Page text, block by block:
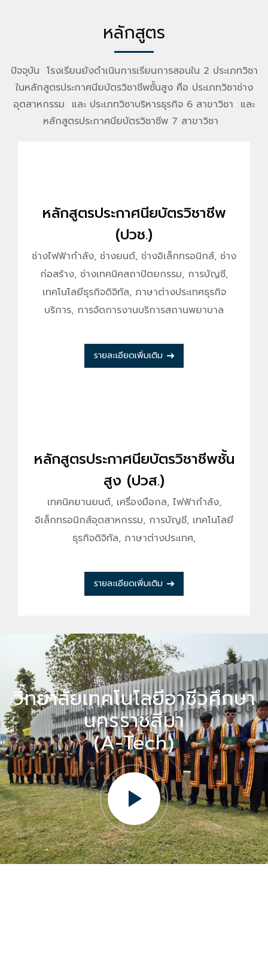
หลักสูตร
ปัจจุบัน โรงเรียนยังดำเนินการเรียนการสอนใน 2 ประเภทวิชา
ในหลักสูตรประกาศนียบัตรวิชาชีพชั้นสูง คือ ประเภทวิชาช่าง
อุตสาหกรรม และ ประเภทวิชาบริหารธุรกิจ 6 สาขาวิชา และ
หลักสูตรประกาศนียบัตรวิชาชีพ 7 สาขาวิชา
หลักสูตรประกาศนียบัตรวิชาชีพ
(ปวช.)
ช่างไฟฟ้ากำลัง, ช่างยนต์, ช่างอิเล็กทรอนิกส์, ช่าง
ก่อสร้าง, ช่างเทคนิคสถาปัตยกรรม, การบัญชี,
เทคโนโลยีธุรกิจดิจิทัล, ภาษาต่างประเทศธุรกิจ
บริการ, การจัดการงานบริการสถานพยาบาล
รายละเอียดเพิ่มเติม
หลักสูตรประกาศนียบัตรวิชาชีพชั้น
สูง (ปวส.)
เทคนิคยานยนต์, เครื่องมือกล, ไฟฟ้ากำลัง,
อิเล็กทรอนิกส์อุตสาหกรรม, การบัญชี, เทคโนโลยี
ธุรกิจดิจิทัล, ภาษาต่างประเทศ,
รายละเอียดเพิ่มเติม
วิทยาลัยเทคโนโลยีอาชีวศึกษา
นครราชสีมา
(A-Tech)